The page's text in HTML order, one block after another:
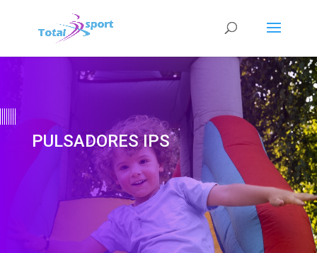
PULSADORES IPS